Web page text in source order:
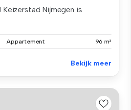
Nijmegen is
Appartement 96 m²
Bekijk meer